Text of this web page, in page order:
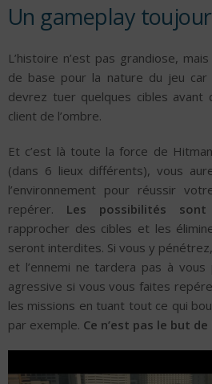
Un gameplay
L’histoire n’est pas grandiose,
de base pour la nature du jeu car
devrez tuer quelques cibles
client de l’ombre.
Et c’est là toute la force de
(dans 6 lieux différents), vous
l’environnement pour réussir
repérer. Les possibilités sont
rapprocher des cibles et les
seront interdites. Si vous y
et l’ennemi ne tardera pas à vous
agressive si vous vous faites
les missions en tuant tout ce qui
par exemple. Ce n’est pas le but